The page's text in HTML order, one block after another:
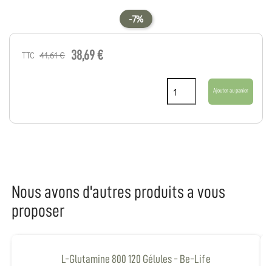
-7%
TTC 41,61 € 38,69 €
Ajouter au panier
Nous avons d'autres produits a vous
proposer
L-Glutamine 800 120 Gélules - Be-Life